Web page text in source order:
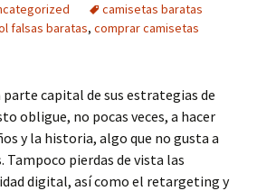
camisetas baratas
falsas baratas, comprar camisetas
parte capital de sus estrategias de
obligue, no pocas veces, a hacer
y la historia, algo que no gusta a
pierdas de vista las
digital, así como el retargeting y